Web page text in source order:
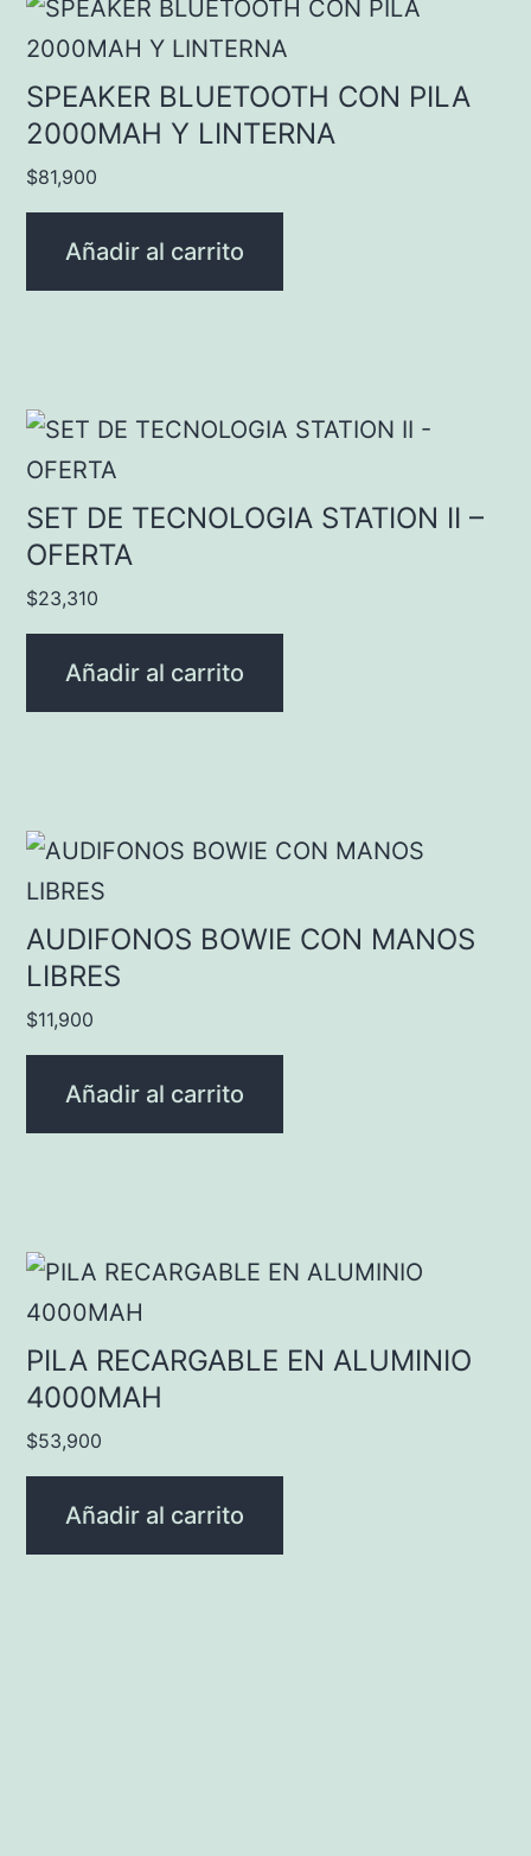
SPEAKER BLUETOOTH CON PILA
2000MAH Y LINTERNA
$81,900
Añadir al carrito
SET DE TECNOLOGIA STATION II –
OFERTA
$23,310
Añadir al carrito
AUDIFONOS BOWIE CON MANOS
LIBRES
$11,900
Añadir al carrito
PILA RECARGABLE EN ALUMINIO
4000MAH
$53,900
Añadir al carrito